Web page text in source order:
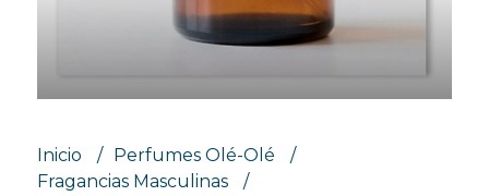
Inicio
Perfumes Olé-Olé
Fragancias Masculinas